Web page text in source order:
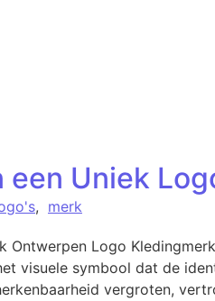
een Uniek
, merk
Ontwerpen Logo
visuele symbool dat de
vergroten,